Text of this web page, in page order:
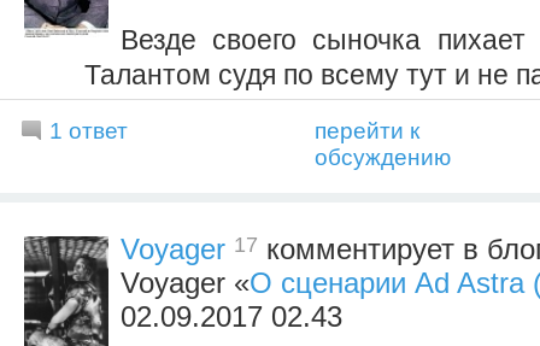
Везде своего сыночка
Талантом судя по всему тут и не
1 ответ
перейти к
обсуждению
Voyager 17 комментирует в
Voyager «О сценарии Ad Astra
02.09.2017 02.43